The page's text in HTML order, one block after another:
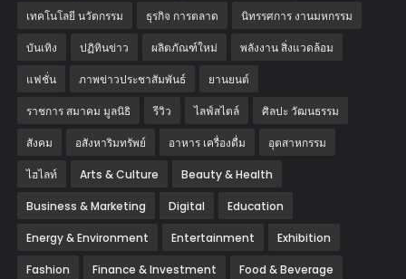
เทคโนโลยี นวัตกรรม ธุรกิจ การตลาด นิทรรศการ งานมหกรรม
บันเทิง ปฏิทินข่าว ผลิตภัณฑ์ใหม่ พลังงาน สิ่งแวดล้อม
แฟชั่น ภาพข่าวประชาสัมพันธ์ ‎ยานยนต์‎
ราชการ สมาคม มูลนิธิ รีวิว ไลฟ์สไตล์ ศิลปะ วัฒนธรรม
สังคม อสังหาริมทรัพย์ อาหาร เครื่องดื่ม อุตสาหกรรม
ไฮไลท์ Arts & Culture Beauty & Health
Business & Marketing Digital Education
Energy & Environment Entertainment Exhibition
Fashion Finance & Investment Food & Beverage